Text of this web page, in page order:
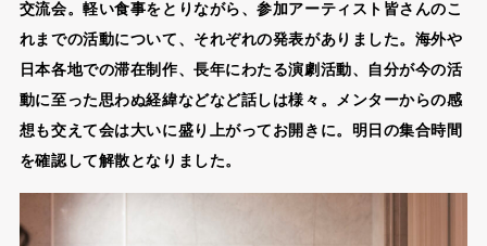
交流会。軽い食事をとりながら、参加アーティスト皆さんのこ
れまでの活動について、それぞれの発表がありました。海外や
日本各地での滞在制作、長年にわたる演劇活動、自分が今の活
動に至った思わぬ経緯などなど話しは様々。メンターからの感
想も交えて会は大いに盛り上がってお開きに。明日の集合時間
を確認して解散となりました。